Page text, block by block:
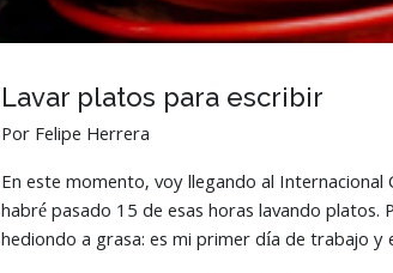
Lavar platos para escribir
Por Felipe Herrera
En este momento, voy llegando al Internacional
habré pasado 15 de esas horas lavando
hediondo a grasa: es mi primer día de trabajo